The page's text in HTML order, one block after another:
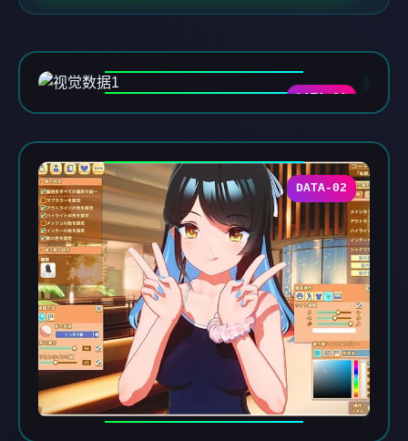
DATA-01
DATA-02